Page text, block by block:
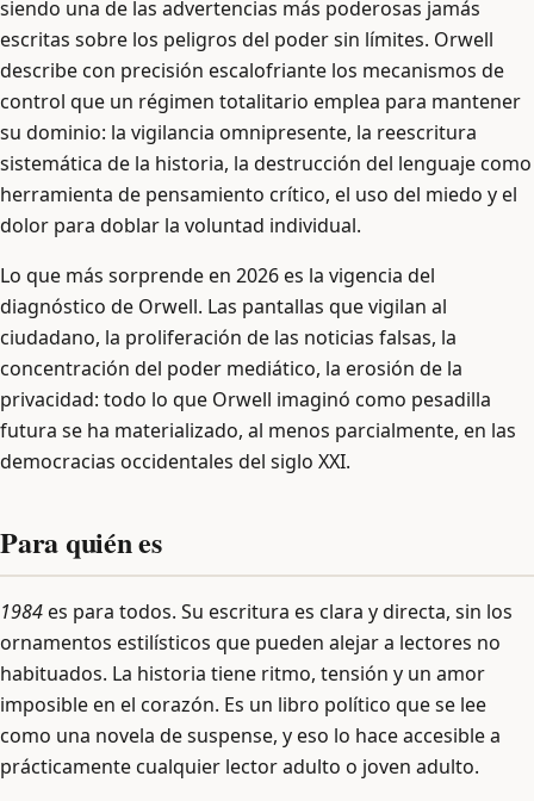
siendo una de las advertencias más poderosas jamás
escritas sobre los peligros del poder sin límites. Orwell
describe con precisión escalofriante los mecanismos de
control que un régimen totalitario emplea para mantener
su dominio: la vigilancia omnipresente, la reescritura
sistemática de la historia, la destrucción del lenguaje como
herramienta de pensamiento crítico, el uso del miedo y el
dolor para doblar la voluntad individual.
Lo que más sorprende en 2026 es la vigencia del
diagnóstico de Orwell. Las pantallas que vigilan al
ciudadano, la proliferación de las noticias falsas, la
concentración del poder mediático, la erosión de la
privacidad: todo lo que Orwell imaginó como pesadilla
futura se ha materializado, al menos parcialmente, en las
democracias occidentales del siglo XXI.
Para quién es
1984es para todos. Su escritura es clara y directa, sin los
ornamentos estilísticos que pueden alejar a lectores no
habituados. La historia tiene ritmo, tensión y un amor
imposible en el corazón. Es un libro político que se lee
como una novela de suspense, y eso lo hace accesible a
prácticamente cualquier lector adulto o joven adulto.